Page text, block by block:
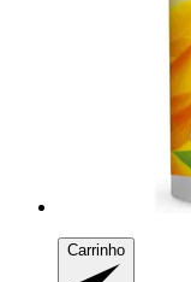
Carrinho